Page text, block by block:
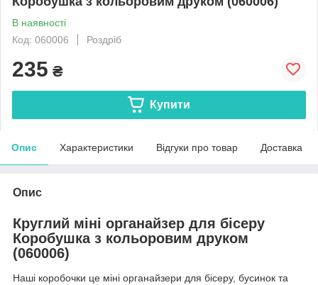
В наявності
Код: 060006
Роздріб
235 ₴
Купити
Опис Характеристики Відгуки про товар Доставка
Опис
Круглий міні органайзер для бісеру
Коробушка з кольоровим друком
(060006)
Наші коробочки це міні органайзери для бісеру, бусинок та